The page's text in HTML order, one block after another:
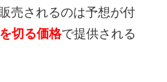
売されるのは予想が付
切る価格で提供される